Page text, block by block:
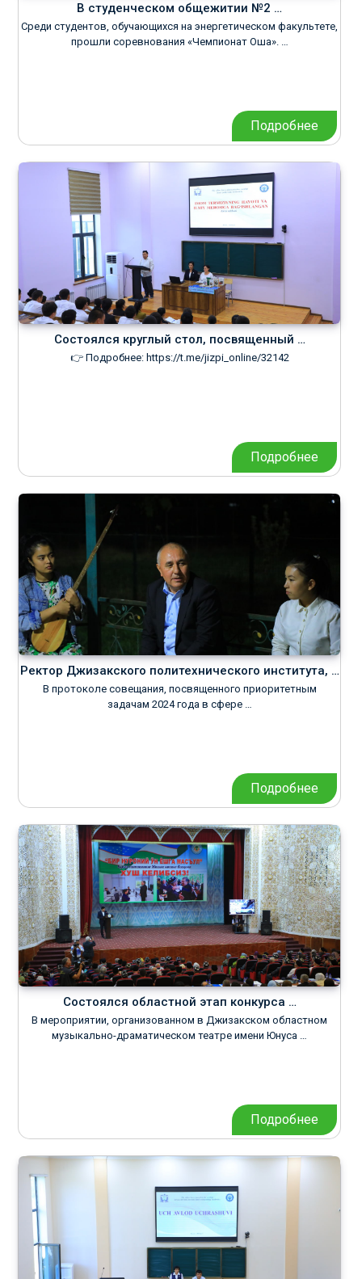
В студенческом общежитии №2 …
Среди студентов, обучающихся на энергетическом факультете,
прошли соревнования «Чемпионат Оша». …
Подробнее
Состоялся круглый стол, посвященный …
👉 Подробнее: https://t.me/jizpi_online/32142
Подробнее
Ректор Джизакского политехнического института, …
В протоколе совещания, посвященного приоритетным
задачам 2024 года в сфере …
Подробнее
Состоялся областной этап конкурса …
В мероприятии, организованном в Джизакском областном
музыкально-драматическом театре имени Юнуса …
Подробнее